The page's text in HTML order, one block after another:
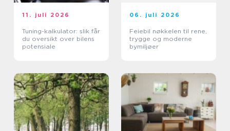
11. juli 2026
Tuning-kalkulator: slik får
du oversikt over bilens
potensiale
06. juli 2026
Feiebil nøkkelen til rene,
trygge og moderne
bymiljøer